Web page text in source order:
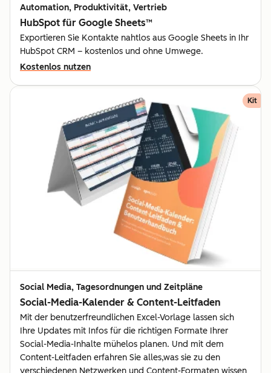
Automation, Produktivität, Vertrieb
HubSpot für Google Sheets™
Exportieren Sie Kontakte nahtlos aus Google Sheets in Ihr
HubSpot CRM – kostenlos und ohne Umwege.
Kostenlos nutzen
Kit
Social Media, Tagesordnungen und Zeitpläne
Social-Media-Kalender & Content-Leitfaden
Mit der benutzerfreundlichen Excel-Vorlage lassen sich
Ihre Updates mit Infos für die richtigen Formate Ihrer
Social-Media-Inhalte mühelos planen. Und mit dem
Content-Leitfaden erfahren Sie alles,was sie zu den
verschiedenen Netzwerken und Content-Formaten wissen